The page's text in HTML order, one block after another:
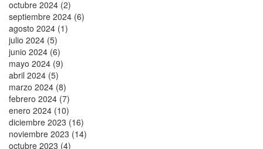
octubre 2024 (2)
septiembre 2024 (6)
agosto 2024 (1)
julio 2024 (5)
junio 2024 (6)
mayo 2024 (9)
abril 2024 (5)
marzo 2024 (8)
febrero 2024 (7)
enero 2024 (10)
diciembre 2023 (16)
noviembre 2023 (14)
octubre 2023 (4)